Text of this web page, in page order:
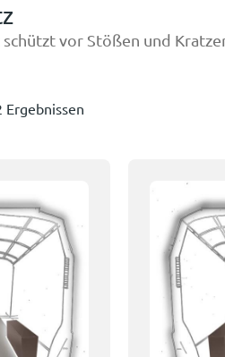
vor Stößen und
Ergebnissen